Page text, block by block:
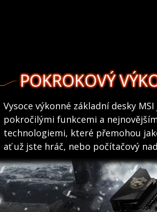
POKROKOVÝ
Vysoce výkonné základní desky
pokročilými funkcemi a
technologiemi, které přemohou
ať už jste hráč, nebo počítačový